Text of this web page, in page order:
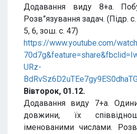
Додавання виду 8+а.
Розв”язування задач. (Підр.
5, 6, зош. с. 47)
https://www.youtube.com/
URz-
Вівторок, 01.12.
Додавання виду 7+а.
довжини, їх
іменованими числами.